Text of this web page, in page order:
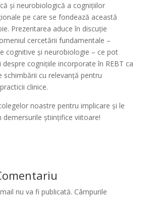
și neurobiologică a cognițiilor
pe care se fondează această
Prezentarea aduce în discuție
cercetării fundamentale –
cognitive și neurobiologie – ce pot
cognițiile incorporate în REBT ca
schimbării cu relevanță pentru
clinice.
noastre pentru implicare și le
demersurile științifice viitoare!
nu va fi publicată. Câmpurile